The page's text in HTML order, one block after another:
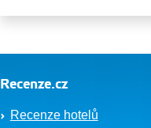
Recenze.cz
Recenze hotelů